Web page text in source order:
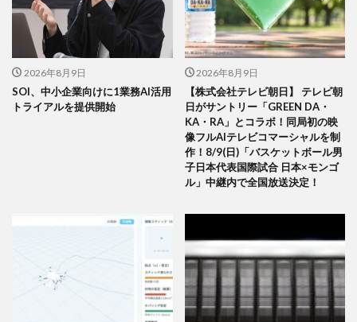
2026年8月9日
SOI、中小企業向けに1業務AI活用
トライアルを提供開始
2026年8月9日
【株式会社テレビ朝日】 テレビ朝
日がサントリー「GREEN DA・
KA・RA」とコラボ！同局初の映
像フルAIテレビコマーシャルを制
作！8/9(日)「バスケットボール男
子日本代表国際試合 日本×モンゴ
ル」中継内で全国放送決定！